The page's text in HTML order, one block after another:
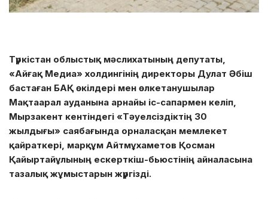
Түркістан облыстық мәслихатының депутаты,
«Айғақ Медиа» холдингінің директоры Дулат Әбіш
бастаған БАҚ өкілдері мен өлкетанушылар
Мақтаарал ауданына арнайы іс-сапармен келіп,
Мырзакент кентіндегі «Тәуелсіздіктің 30
жылдығы» саябағында орналасқан мемлекет
қайраткері, марқұм Айтмұхаметов Қосман
Қайыртайұлының ескерткіш-бьюстінің айналасына
тазалық жұмыстарын жүргізді.